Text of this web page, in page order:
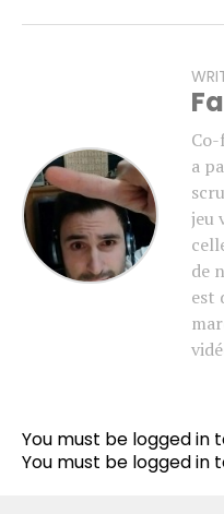
a
jeu
de
est
You must be logged in
You must be logged in